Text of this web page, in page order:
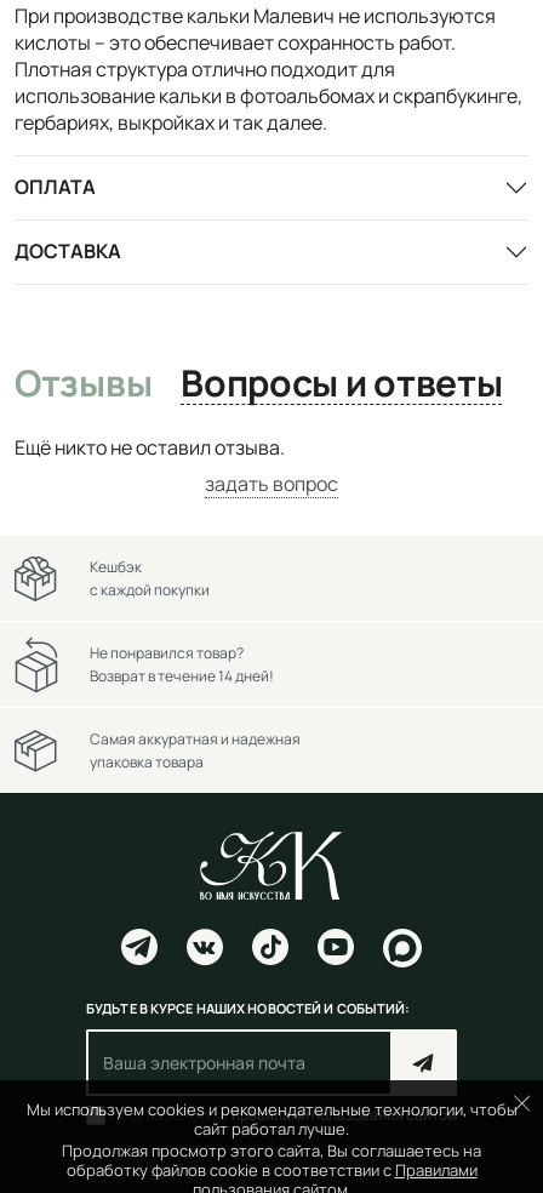
При производстве кальки Малевич не используются
кислоты – это обеспечивает сохранность работ.
Плотная структура отлично подходит для
использование кальки в фотоальбомах и скрапбукинге,
гербариях, выкройках и так далее.
ОПЛАТА
ДОСТАВКА
Отзывы Вопросы и ответы
Ещё никто не оставил отзыва.
задать вопрос
Мы используем cookies и рекомендательные технологии, чтобы
сайт работал лучше.
Продолжая просмотр этого сайта, Вы соглашаетесь на
обработку файлов cookie в соответствии с Правилами
Кешбэк
с каждой покупки
Не понравился товар?
Возврат в течение 14 дней!
Самая аккуратная и надежная
упаковка товара
БУДЬТЕ В КУРСЕ НАШИХ НОВОСТЕЙ И СОБЫТИЙ:
Согласен(на) справилами пользования сайтом